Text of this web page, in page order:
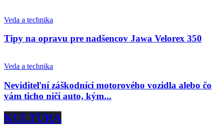
Veda a technika
Tipy na opravu pre nadšencov Jawa Velorex 350
Veda a technika
Neviditeľní záškodníci motorového vozidla alebo čo
vám ticho ničí auto, kým...
KULTÚRA